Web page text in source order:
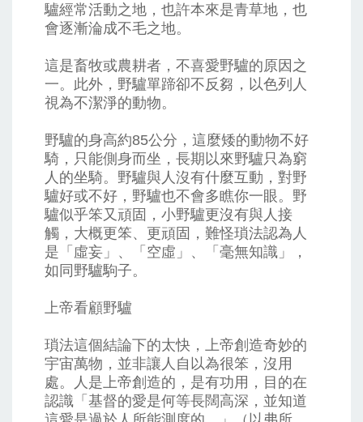
驢經常活動之地，也許本來是青草地，也
會逐漸淪成不毛之地。
這是畜牧或農耕者，不喜愛野驢的原因之
一。此外，野驢單蹄卻不反芻，以色列人
視為不潔淨的動物。
野驢的身高約85公分，這麼矮的動物不好
騎，只能側身而坐，長期以來野驢只為窮
人的坐騎。野驢與人沒有什麼互動，對野
驢好或不好，野驢也不會多瞧你一眼。野
驢似乎笨又頑固，小野驢更沒有與人接
觸，大概更笨、更頑固，難怪瑣法認為人
是「虛妄」、「空虛」、「毫無知識」，
如同野驢駒子。
上帝看顧野驢
瑣法這個結論下的太快，上帝創造奇妙的
宇宙萬物，並非讓人自以為很笨，沒用
處。人是上帝創造的，是有功用，目的在
認識「基督的愛是何等長闊高深，並知道